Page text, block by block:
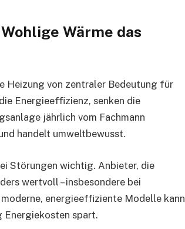
Wärme das
Heizung von zentraler Bedeutung für
Energieeffizienz, senken die
jährlich vom Fachmann
handelt umweltbewusst.
Störungen wichtig. Anbieter, die
wertvoll – insbesondere bei
energieeffiziente Modelle kann
Energiekosten spart.